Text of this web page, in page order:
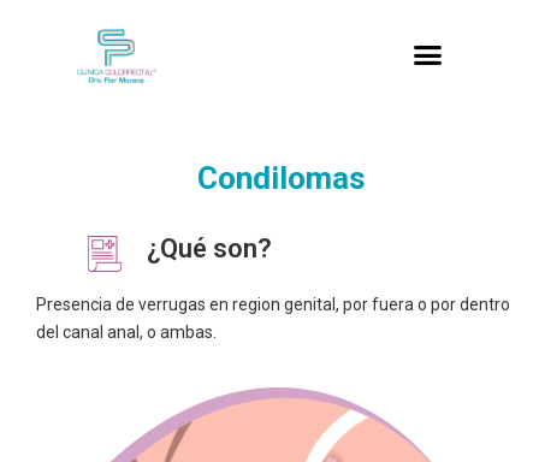
Condilomas
¿Qué son?
Presencia de verrugas en region genital, por fuera o por dentro
del canal anal, o ambas.